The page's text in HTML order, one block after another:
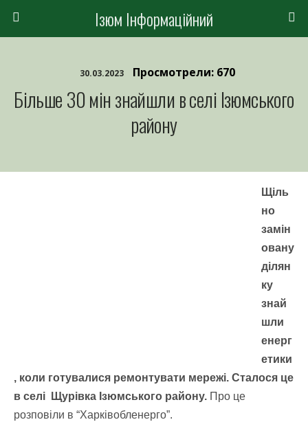
Ізюм Інформаційний
30.03.2023 Просмотрели: 670
Більше 30 мін знайшли в селі Ізюмського
району
Щіль
но
замін
овану
ділян
ку
знай
шли
енерг
етики
, коли готувалися ремонтувати мережі. Сталося це
в селі Щурівка Ізюмського району. Про це
розповіли в “Харківобленерго”.